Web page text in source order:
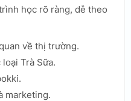
học rõ ràng, dễ theo
về thị trường.
Trà Sữa.
marketing.